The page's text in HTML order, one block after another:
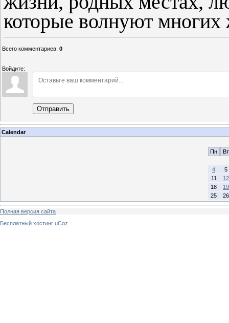
которые волнуют многих
Всего комментариев: 0
Войдите:
Отправить
Calendar
Пн
Вт
4
5
11
12
18
19
25
26
Полная версия сайта
Бесплатный хостинг uCoz